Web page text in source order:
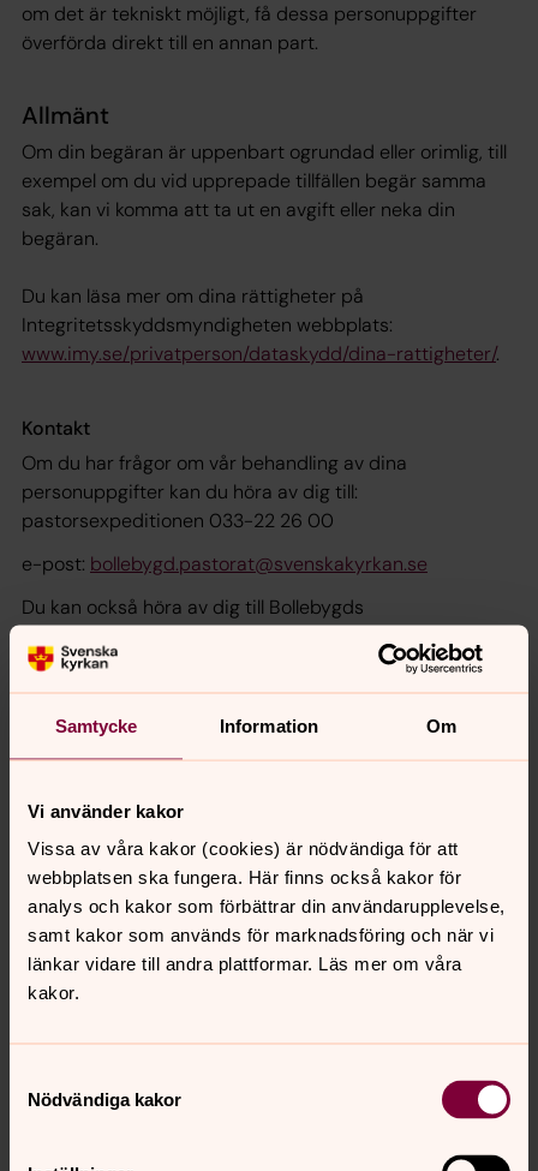
Samtycke Information Om
Vi använder kakor
Vissa av våra kakor (cookies) är nödvändiga för att
webbplatsen ska fungera. Här finns också kakor för
analys och kakor som förbättrar din användarupplevelse,
samt kakor som används för marknadsföring och när vi
länkar vidare till andra plattformar. Läs mer om våra
kakor.
Nödvändiga kakor
om det är tekniskt möjligt, få dessa personuppgifter
överförda direkt till en annan part.
Allmänt
Om din begäran är uppenbart ogrundad eller orimlig, till
exempel om du vid upprepade tillfällen begär samma
sak, kan vi komma att ta ut en avgift eller neka din
begäran.
Du kan läsa mer om dina rättigheter på
Integritetsskyddsmyndigheten webbplats:
www.imy.se/privatperson/dataskydd/dina-rattigheter/.
Kontakt
Om du har frågor om vår behandling av dina
personuppgifter kan du höra av dig till:
pastorsexpeditionen 033-22 26 00
e-post: bollebygd.pastorat@svenskakyrkan.se
Du kan också höra av dig till Bollebygds
Bollebygds dataskyddsombud
072-549 64 34
e-post:dataskyddsombud@intechrity.se
GDPR - Om du är medlem i
Svenska kyrkan
Information om behandling av personuppgifter
begravningsgudstjänst
du bokar en begravningsgudstjänst hos Bollebygds